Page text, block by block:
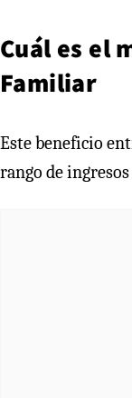
Cuál es el
Familiar
Este beneficio
rango de